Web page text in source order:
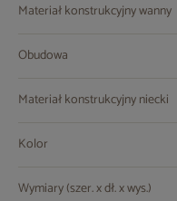
Materiał konstrukcyjny wanny
Obudowa
Materiał konstrukcyjny niecki
Kolor
Wymiary (szer. x dł. x wys.)